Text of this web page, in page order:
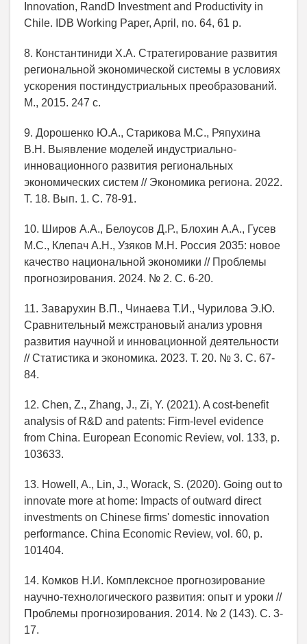
Innovation, RandD Investment and Productivity in
Chile. IDB Working Paper, April, no. 64, 61 p.
8. Константиниди Х.А. Стратегирование развития
региональной экономической системы в условиях
ускорения постиндустриальных преобразований.
М., 2015. 247 с.
9. Дорошенко Ю.А., Старикова М.С., Ряпухина
В.Н. Выявление моделей индустриально-
инновационного развития региональных
экономических систем // Экономика региона. 2022.
Т. 18. Вып. 1. С. 78-91.
10. Широв А.А., Белоусов Д.Р., Блохин А.А., Гусев
М.С., Клепач А.Н., Узяков М.Н. Россия 2035: новое
качество национальной экономики // Проблемы
прогнозирования. 2024. № 2. С. 6-20.
11. Заварухин В.П., Чинаева Т.И., Чурилова Э.Ю.
Сравнительный межстрановый анализ уровня
развития научной и инновационной деятельности
// Статистика и экономика. 2023. Т. 20. № 3. С. 67-
84.
12. Chen, Z., Zhang, J., Zi, Y. (2021). A cost-benefit
analysis of R&D and patents: Firm-level evidence
from China. European Economic Review, vol. 133, p.
103633.
13. Howell, A., Lin, J., Worack, S. (2020). Going out to
innovate more at home: Impacts of outward direct
investments on Chinese firms' domestic innovation
performance. China Economic Review, vol. 60, p.
101404.
14. Комков Н.И. Комплексное прогнозирование
научно-технологического развития: опыт и уроки //
Проблемы прогнозирования. 2014. № 2 (143). С. 3-
17.